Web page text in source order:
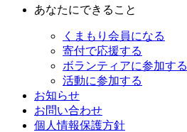
あなたにできること
くまもり会員になる
寄付で応援する
ボランティアに参加する
活動に参加する
お知らせ
お問い合わせ
個人情報保護方針